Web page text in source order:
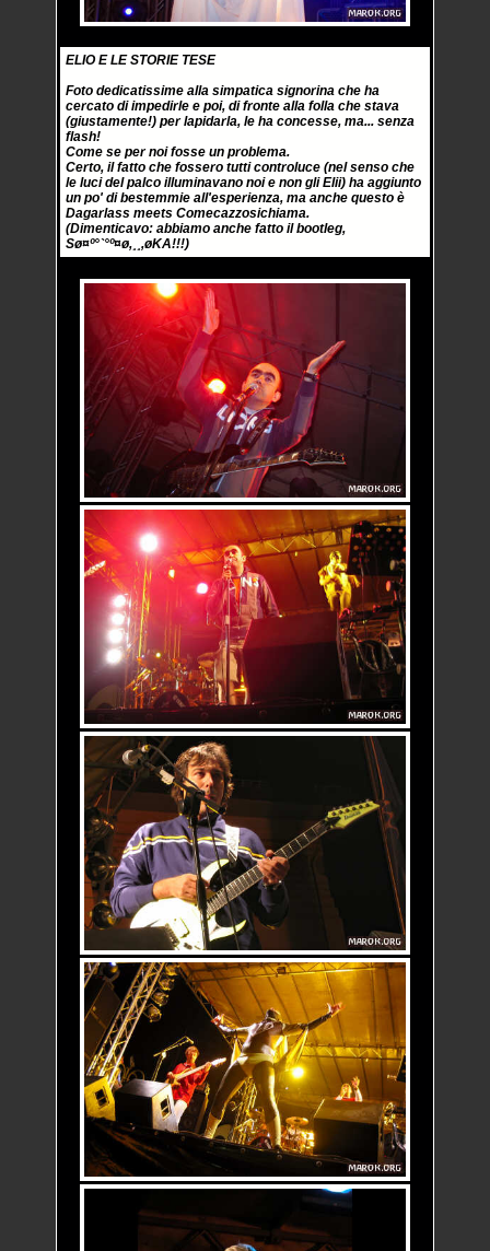
ELIO E LE STORIE TESE
Foto dedicatissime alla simpatica signorina che ha
cercato di impedirle e poi, di fronte alla folla che stava
(giustamente!) per lapidarla, le ha concesse, ma... senza
flash!
Come se per noi fosse un problema.
Certo, il fatto che fossero tutti controluce (nel senso che
le luci del palco illuminavano noi e non gli Elii) ha aggiunto
un po' di bestemmie all'esperienza, ma anche questo è
Dagarlass meets Comecazzosichiama.
(Dimenticavo: abbiamo anche fatto il bootleg,
Sø¤º°`°º¤ø,¸¸,øKA!!!)